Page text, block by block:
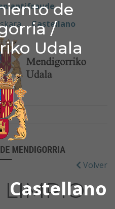
de
/
Udala
Castellano
de
antifraude
Castellano
Volver